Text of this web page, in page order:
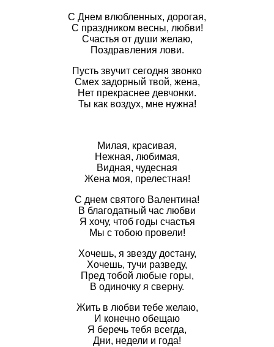
С Днем влюбленных, дорогая,
С праздником весны, любви!
Счастья от души желаю,
Поздравления лови.
Пусть звучит сегодня звонко
Смех задорный твой, жена,
Нет прекраснее девчонки.
Ты как воздух, мне нужна!
Милая, красивая,
Нежная, любимая,
Видная, чудесная
Жена моя, прелестная!
С днем святого Валентина!
В благодатный час любви
Я хочу, чтоб годы счастья
Мы с тобою провели!
Хочешь, я звезду достану,
Хочешь, тучи разведу,
Пред тобой любые горы,
В одиночку я сверну.
Жить в любви тебе желаю,
И конечно обещаю
Я беречь тебя всегда,
Дни, недели и года!